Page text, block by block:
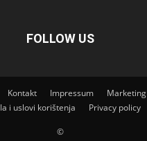
FOLLOW US
Kontakt Impressum
Marketing
i uslovi korištenja
Privacy policy
©